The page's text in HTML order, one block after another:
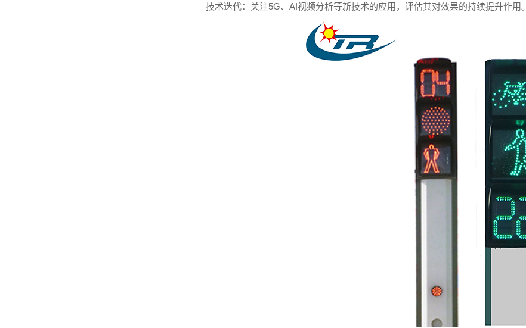
技术迭代：关注5G、AI视频分析等新技术的应用，评估其对效果的持续提升作用。